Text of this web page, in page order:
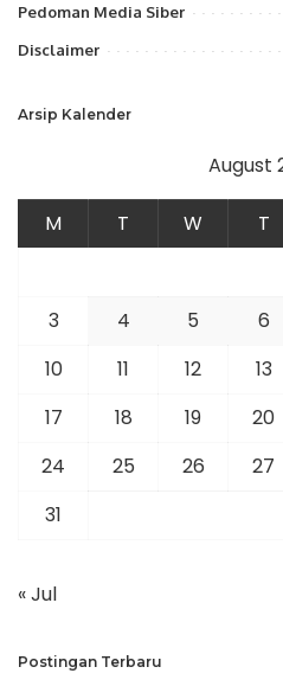
Pedoman Media Siber
Disclaimer
Arsip Kalender
August
M T W T
3
4 5 6
10
11 12 13
17
18 19 20
24
25 26 27
31
« Jul
Postingan Terbaru